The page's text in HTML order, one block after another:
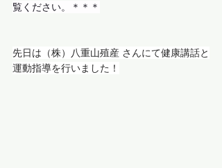
覧ください。＊＊＊
先日は（株）八重山殖産 さんにて健康講話と
運動指導を行いました！